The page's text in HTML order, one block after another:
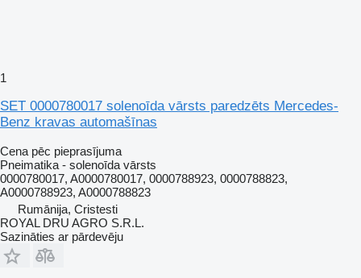
1
SET 0000780017 solenoīda vārsts paredzēts Mercedes-
Benz kravas automašīnas
Cena pēc pieprasījuma
Pneimatika - solenoīda vārsts
0000780017, A0000780017, 0000788923, 0000788823,
A0000788923, A0000788823
Rumānija, Cristesti
ROYAL DRU AGRO S.R.L.
Sazināties ar pārdevēju